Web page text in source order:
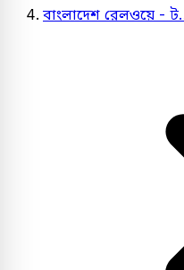
বাংলাদেশ রেলওয়ে -